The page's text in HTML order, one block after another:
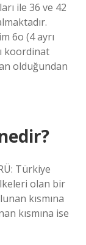
ile 36 ve 42
6o (4 ayrı
koordinat
olduğundan
Türkiye
olan bir
kısmına
kısmına ise